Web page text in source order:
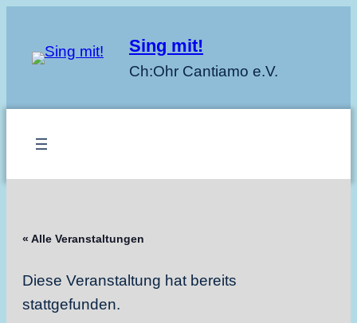
Sing mit!
Ch:Ohr Cantiamo e.V.
« Alle Veranstaltungen
Diese Veranstaltung hat bereits
stattgefunden.